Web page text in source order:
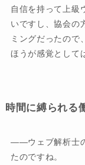
自信を持って上級
いですし、協会の
ミングだったので
ほうが感覚として
時間に縛られる
――ウェブ解析士
たのですね。